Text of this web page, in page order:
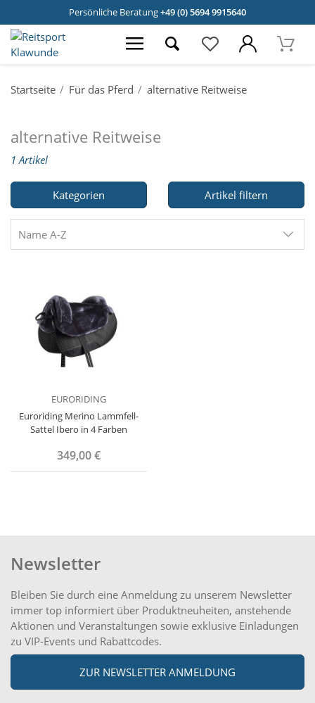
Persönliche Beratung+49 (0) 5694 9915640
Startseite Für das Pferd alternative Reitweise
alternative Reitweise
1 Artikel
Kategorien Artikel filtern
Name A-Z
EURORIDING
Euroriding Merino Lammfell-
Sattel Ibero in 4 Farben
349,00 €
Newsletter
Bleiben Sie durch eine Anmeldung zu unserem Newsletter
immer top informiert über Produktneuheiten, anstehende
Aktionen und Veranstaltungen sowie exklusive Einladungen
zu VIP-Events und Rabattcodes.
ZUR NEWSLETTER ANMELDUNG